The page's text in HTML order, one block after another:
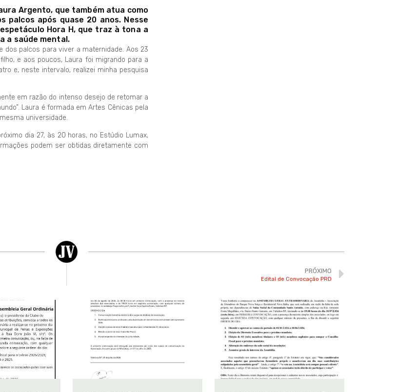
Argento, que também atua como
palcos após quase 20 anos. Nesse
Hora H, que traz à tona a
a saúde mental.
dos palcos para viver a maternidade. Aos 23
e aos poucos, Laura foi migrando para a
e, neste intervalo, realizei minha pesquisa
em razão do intenso desejo de retomar a
Laura é formada em Artes Cênicas pela
universidade.
dia 27, às 20 horas, no Estúdio Lumax,
podem ser obtidas diretamente com
PRÓXIMO
Edital de Convocação PRD